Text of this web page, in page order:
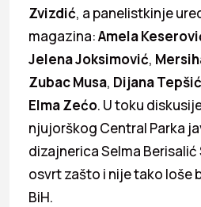
Zvizdić, a panelistkinje
magazina:Amela
Jelena Joksimović,
Zubac Musa, Dijana Tepšić
Elma Zećo. U toku
njujorškog Central Parka
dizajnerica Selma
osvrt zašto i nije tako loše
BiH.